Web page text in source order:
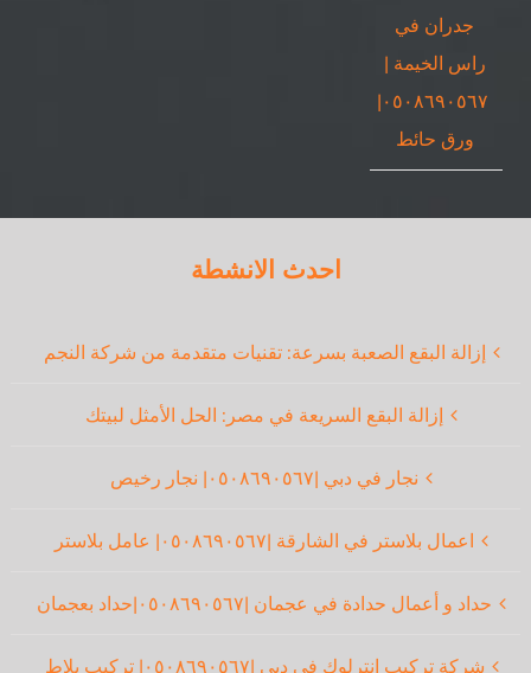
جدران في
راس الخيمة |
٠٥٠٨٦٩٠٥٦٧|
ورق حائط
احدث الانشطة
إزالة البقع الصعبة بسرعة: تقنيات متقدمة من شركة النجم
إزالة البقع السريعة في مصر: الحل الأمثل لبيتك
نجار في دبي |٠٥٠٨٦٩٠٥٦٧| نجار رخيص
اعمال بلاستر في الشارقة |٠٥٠٨٦٩٠٥٦٧| عامل بلاستر
حداد و أعمال حدادة في عجمان |٠٥٠٨٦٩٠٥٦٧|حداد بعجمان
شركة تركيب انترلوك في دبي |٠٥٠٨٦٩٠٥٦٧| تركيب بلاط